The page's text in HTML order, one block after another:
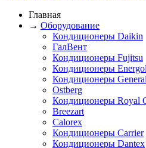
Главная
→ Оборудование
Кондиционеры Daikin
ГалВент
Кондиционеры Fujitsu
Кондиционеры
Кондиционеры General
Ostberg
Кондиционеры Royal
Breezart
Calorex
Кондиционеры Carrier
Кондиционеры Dantex